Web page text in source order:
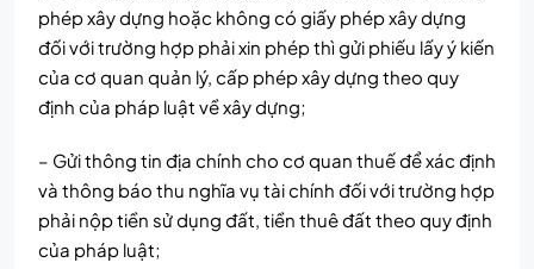
phép xây dựng hoặc không có giấy phép xây dựng
đối với trường hợp phải xin phép thì gửi phiếu lấy ý kiến
của cơ quan quản lý, cấp phép xây dựng theo quy
định của pháp luật về xây dựng;
– Gửi thông tin địa chính cho cơ quan thuế để xác định
và thông báo thu nghĩa vụ tài chính đối với trường hợp
phải nộp tiền sử dụng đất, tiền thuê đất theo quy định
của pháp luật;